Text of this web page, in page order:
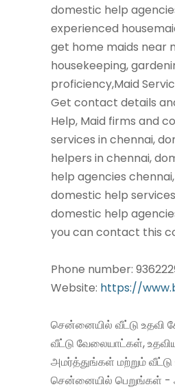
domestic help
experienced
get home maids near
housekeeping,
proficiency,Maid
Get contact details
Help, Maid firms and
services in chennai,
helpers in chennai,
help agencies
domestic help
domestic help
you can contact this
Phone number:
Website: https://
சென்னையில் வீட்டு
வீட்டு வேலையாட்கள்,
அமர்த்துங்கள் மற்றும்
சென்னையில் பெறுங்கள் -